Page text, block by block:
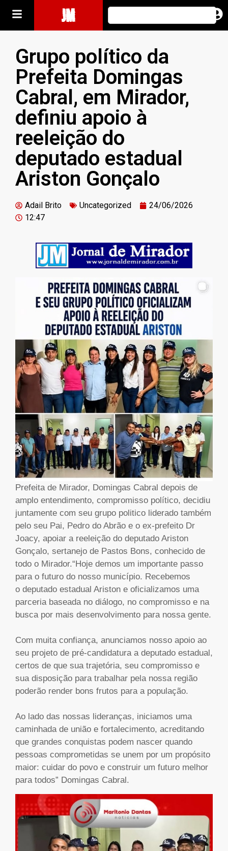
JM
Grupo político da
Prefeita Domingas
Cabral, em Mirador,
definiu apoio à
reeleição do
deputado estadual
Ariston Gonçalo
Adail Brito Uncategorized
24/06/2026
12:47
Prefeita de Mirador, Domingas Cabral depois de
amplo entendimento, compromisso político, decidiu
juntamente com seu grupo politico liderado também
pelo seu Pai, Pedro do Abrão e o ex-prefeito Dr
Joacy, apoiar a reeleição do deputado Ariston
Gonçalo, sertanejo de Pastos Bons, conhecido de
todo o Mirador.“Hoje demos um importante passo
para o futuro do nosso município. Recebemos
o deputado estadual Ariston e oficializamos uma
parceria baseada no diálogo, no compromisso e na
busca por mais desenvolvimento para nossa gente.
Com muita confiança, anunciamos nosso apoio ao
seu projeto de pré-candidatura a deputado estadual,
certos de que sua trajetória, seu compromisso e
sua disposição para trabalhar pela nossa região
poderão render bons frutos para a população.
Ao lado das nossas lideranças, iniciamos uma
caminhada de união e fortalecimento, acreditando
que grandes conquistas podem nascer quando
pessoas comprometidas se unem por um propósito
maior: cuidar do povo e construir um futuro melhor
para todos” Domingas Cabral.